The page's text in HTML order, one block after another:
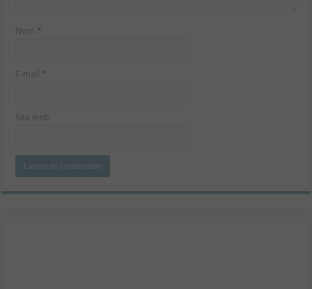
Nom *
E-mail *
Site web